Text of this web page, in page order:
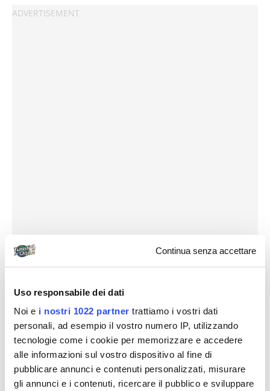
Continua senza accettare
Uso responsabile dei dati
Noi e i nostri 1022 partner trattiamo i vostri dati
personali, ad esempio il vostro numero IP, utilizzando
tecnologie come i cookie per memorizzare e accedere
alle informazioni sul vostro dispositivo al fine di
pubblicare annunci e contenuti personalizzati, misurare
gli annunci e i contenuti, ricercare il pubblico e sviluppare
Putroppo quando arriviamo il Fuji è totalmente